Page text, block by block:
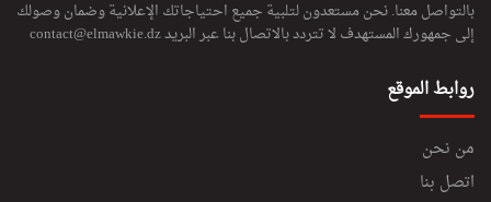
بالتواصل معنا. نحن مستعدون لتلبية جميع احتياجاتك الإعلانية وضمان وصولك
إلى جمهورك المستهدف لا تتردد بالاتصال بنا عبر البريدcontact@elmawkie.dz
روابط الموقع
من نحن
اتصل بنا